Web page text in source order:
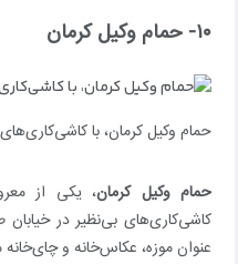
۱۰- حمام وکیل کرمان
حمام وکیل کرمان، با
حمام وکیل کرمان، یکی از
کاشی‌کاری‌های بی‌نظیر در خیابان
عنوان موزه، عکاس‌خانه و چای‌خانه